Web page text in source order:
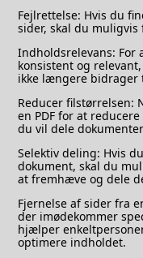
Fejlrettelse: Hvis du
sider, skal du
Indholdsrelevans: For
konsistent og
ikke længere bidrager
Reducer filstørrelsen:
en PDF for at
du vil dele
Selektiv deling: Hvis
dokument, skal du
at fremhæve og dele
Fjernelse af sider fra
der imødekommer
hjælper
optimere indholdet.